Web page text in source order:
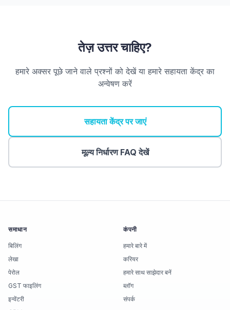
तेज़ उत्तर चाहिए?
हमारे अक्सर पूछे जाने वाले प्रश्नों को देखें या हमारे सहायता केंद्र का
अन्वेषण करें
सहायता केंद्र पर जाएं
मूल्य निर्धारण FAQ देखें
समाधान
बिलिंग
लेखा
पेरोल
GST फाइलिंग
इन्वेंटरी
कंपनी
हमारे बारे में
करियर
हमारे साथ साझेदार बनें
ब्लॉग
संपर्क